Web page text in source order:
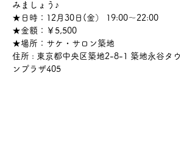
みましょう♪
★日時：12月30日(金） 19:00～22:00
★金額：￥5,500
★場所：サケ・サロン築地
住所 : 東京都中央区築地2-8-1 築地永谷タウ
ンプラザ405